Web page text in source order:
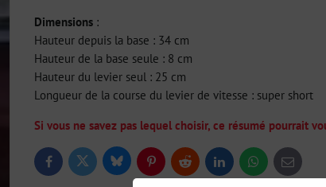
Dimensions :
Hauteur depuis la base : 34 cm
Hauteur de la base seule : 8 cm
Hauteur du levier seul : 25 cm
Longueur de la course du levier de vitesse : super short
Si vous ne savez pas lequel choisir, ce résumé pourrait
FacebookTwitter BlueskyPinterestReddit LinkedInWhatsApp
E-
mail